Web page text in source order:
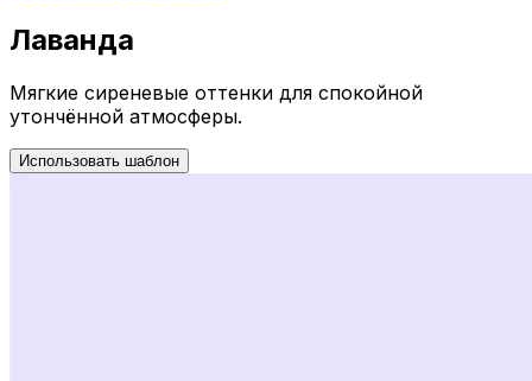
Лаванда
Мягкие сиреневые оттенки для спокойной
утончённой атмосферы.
Использовать шаблон